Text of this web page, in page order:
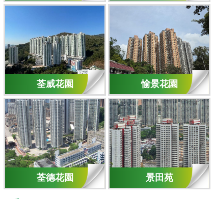
荃威花園
荃德花園
愉景花園
景田苑